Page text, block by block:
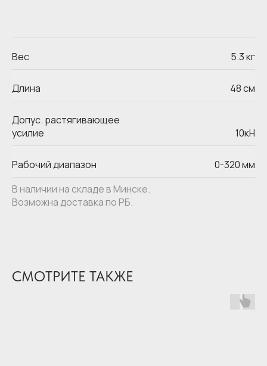
Вес 5.3 кг
Длина 48 см
Допус. растягивающее
усилие
10кН
Рабочий диапазон
0-320 мм
В наличии на складе в Минске.
Возможна доставка по РБ.
СМОТРИТЕ ТАКЖЕ
Аренда опалубки
Собственное
производство
Продажа опалубки
Контакты